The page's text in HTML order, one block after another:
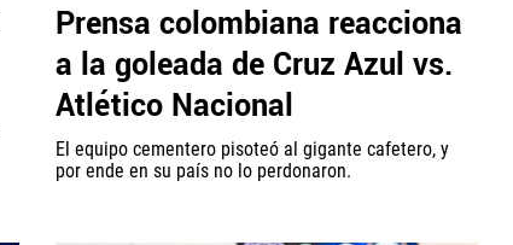
Prensa colombiana reacciona
a la goleada de Cruz Azul vs.
Atlético Nacional
El equipo cementero pisoteó al gigante cafetero, y
por ende en su país no lo perdonaron.